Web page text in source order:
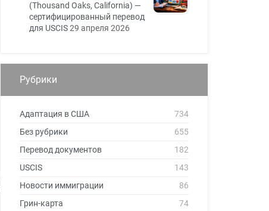
(Thousand Oaks, California) —
сертифицированный перевод
для USCIS29 апреля 2026
Рубрики
Адаптация в США
734
Без рубрики
655
Перевод документов
182
USCIS
143
Новости иммиграции
86
Грин-карта
74